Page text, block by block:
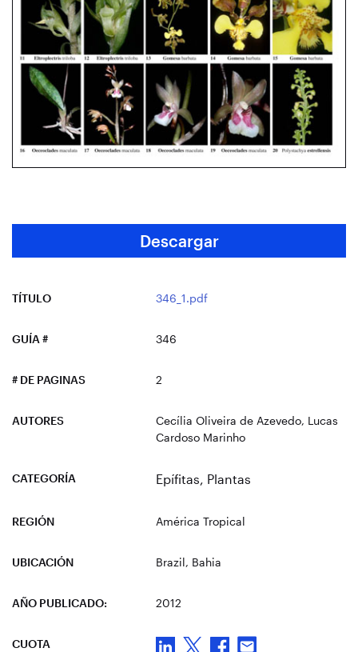
Descargar
TÍTULO 346_1.pdf
GUÍA # 346
# DE PAGINAS 2
AUTORES
Cecília Oliveira de Azevedo, Lucas
Cardoso Marinho
CATEGORÍA Epífitas, Plantas
REGIÓN América Tropical
UBICACIÓN Brazil, Bahia
AÑO PUBLICADO: 2012
CUOTA